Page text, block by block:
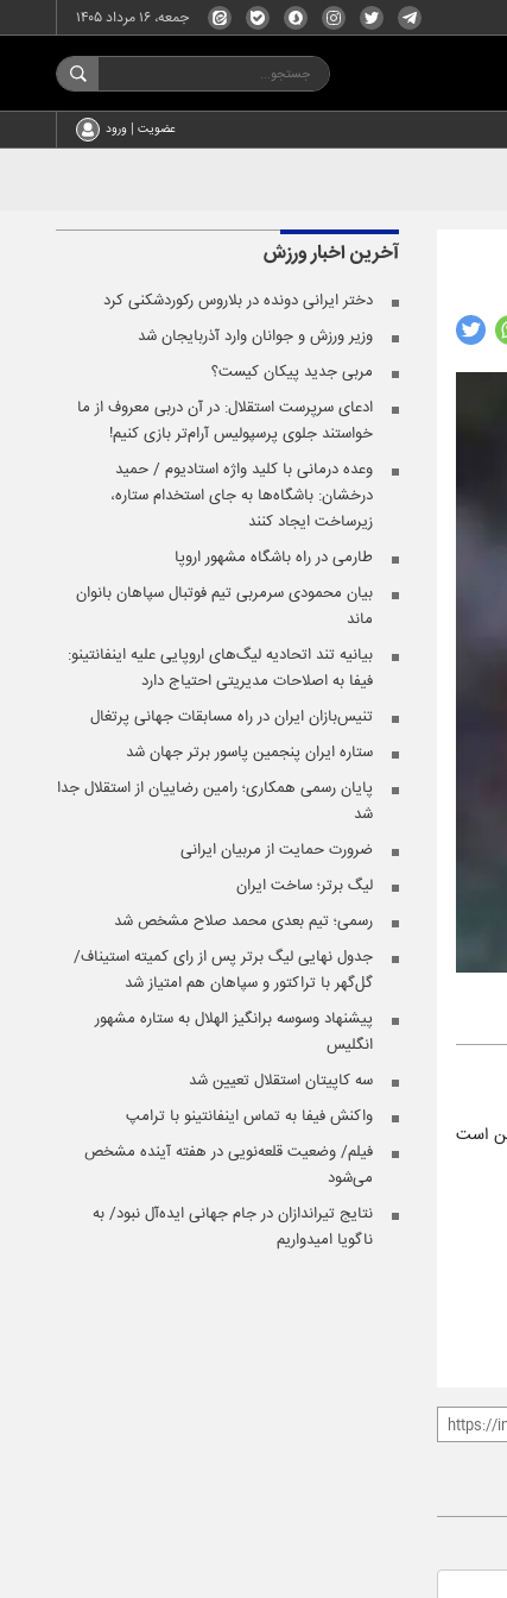
جمعه، ۱۶ مرداد ۱۴۰۵
عضویت | ورود
قرضی راهی فولاد شد و اکنون باتوجه به درخشش در جام جهانی ۲۰۲۶، ممکن است
آخرین اخبارورزش
دختر ایرانی دونده در بلاروس رکوردشکنی کرد
وزیر ورزش و جوانان وارد آذربایجان شد
مربی جدید پیکان کیست؟
ادعای سرپرست استقلال: در آن دربی معروف از ما
خواستند جلوی پرسپولیس آرام‌تر بازی کنیم!
وعده ‌درمانی با کلید واژه استادیوم / حمید
درخشان: باشگاه‌ها به جای استخدام ستاره،
زیرساخت ایجاد کنند
طارمی در راه باشگاه مشهور اروپا
بیان محمودی سرمربی تیم فوتبال سپاهان بانوان
ماند
بیانیه تند اتحادیه لیگ‌های اروپایی علیه اینفانتینو:
فیفا به اصلاحات مدیریتی احتیاج دارد
تنیس‌بازان ایران در راه مسابقات جهانی پرتغال
ستاره ایران پنجمین پاسور برتر جهان شد
پایان رسمی همکاری؛ رامین رضاییان از استقلال جدا
شد
ضرورت حمایت از مربیان ایرانی
لیگ برتر؛ ساخت ایران
رسمی؛ تیم بعدی محمد صلاح مشخص شد
جدول نهایی لیگ برتر پس از رای کمیته استیناف/
گل‌گهر با تراکتور و سپاهان هم امتیاز شد
پیشنهاد وسوسه برانگیز الهلال به ستاره مشهور
انگلیس
سه کاپیتان‌ استقلال تعیین شد
واکنش فیفا به تماس اینفانتینو با ترامپ
فیلم/ وضعیت قلعه‌نویی در هفته آینده مشخص
می‌شود
نتایج تیراندازان در جام جهانی ایده‌آل نبود/ به
ناگویا امیدواریم